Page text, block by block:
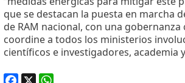
que se destacan la puesta en marcha
de RAM nacional, con una
coordine a todos los ministerios
científicos e investigadores, academia